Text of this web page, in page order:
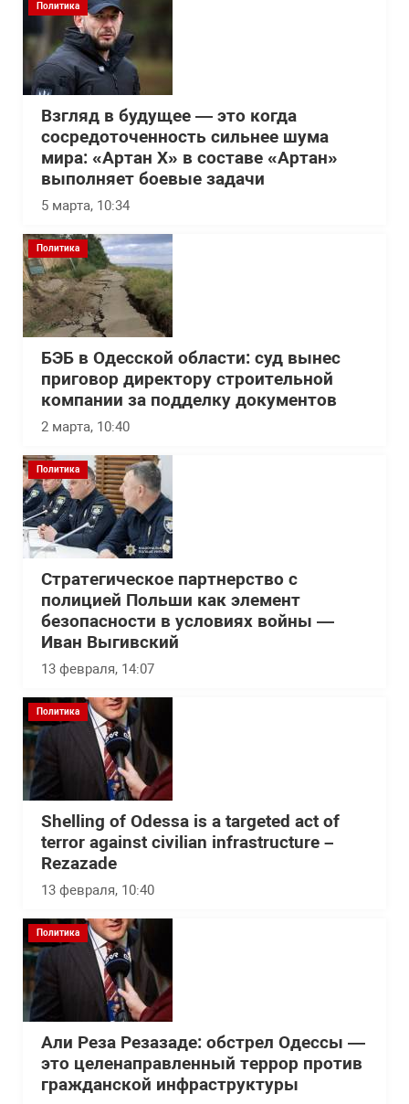
Политика
Взгляд в будущее — это когда
сосредоточенность сильнее шума
мира: «Артан Х» в составе «Артан»
выполняет боевые задачи
5 марта, 10:34
Политика
БЭБ в Одесской области: суд вынес
приговор директору строительной
компании за подделку документов
2 марта, 10:40
Политика
Стратегическое партнерство с
полицией Польши как элемент
безопасности в условиях войны —
Иван Выгивский
13 февраля, 14:07
Политика
Shelling of Odessa is a targeted act of
terror against civilian infrastructure –
Rezazade
13 февраля, 10:40
Политика
Али Реза Резазаде: обстрел Одессы —
это целенаправленный террор против
гражданской инфраструктуры